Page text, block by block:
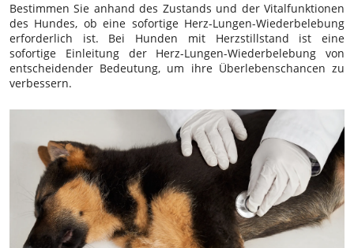
Bestimmen Sie anhand des Zustands und der Vitalfunktionen
des Hundes, ob eine sofortige Herz-Lungen-Wiederbelebung
erforderlich ist. Bei Hunden mit Herzstillstand ist eine
sofortige Einleitung der Herz-Lungen-Wiederbelebung von
entscheidender Bedeutung, um ihre Überlebenschancen zu
verbessern.